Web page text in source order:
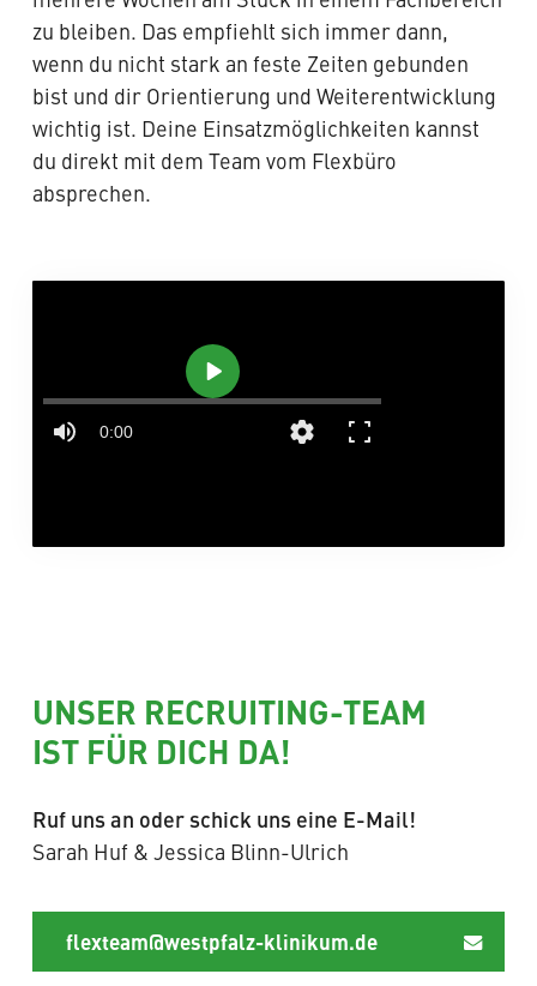
zu bleiben. Das empfiehlt sich immer dann,
wenn du nicht stark an feste Zeiten gebunden
bist und dir Orientierung und Weiterentwicklung
wichtig ist. Deine Einsatzmöglichkeiten kannst
du direkt mit dem Team vom Flexbüro
absprechen.
UNSER RECRUITING-TEAM
IST FÜR DICH DA!
Ruf uns an oder schick uns eine E-Mail!
Sarah Huf & Jessica Blinn-Ulrich
flexteam@westpfalz-klinikum.de